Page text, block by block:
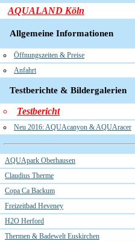
AQUALAND Köln
Allgemeine Informationen
Öffnungszeiten & Preise
Anfahrt
Testberichte & Bildergalerien
Testbericht
Neu 2016: AQUAcanyon & AQUAracer
AQUApark Oberhausen
Claudius Therme
Copa Ca Backum
Freizeitbad Heveney
H2O Herford
Thermen & Badewelt Euskirchen